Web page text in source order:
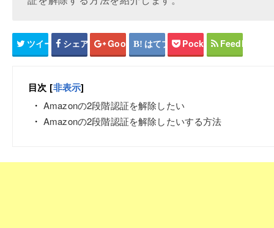
ツイート シェア Google+ はてブ Pocket Feedly
目次 [非表示]
Amazonの2段階認証を解除したい
Amazonの2段階認証を解除したいする方法